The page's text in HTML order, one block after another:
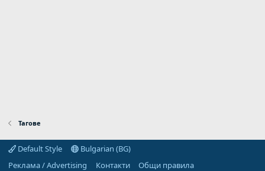
Тагове
Default Style
Bulgarian (BG)
Реклама / Advertising
Контакти
Общи правила